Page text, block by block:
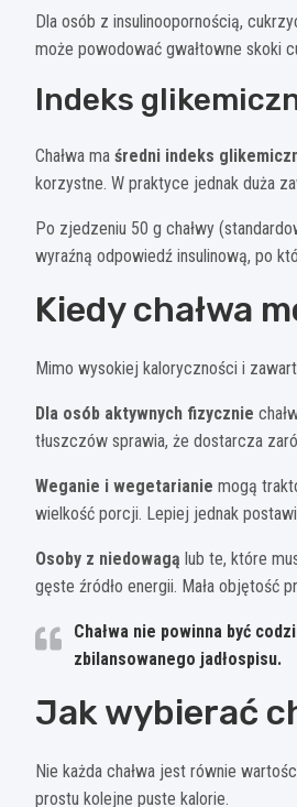
Dla osób z insulinoopornością,
może powodować gwałtowne skoki
Indeks
Chałwa ma średni indeks
korzystne. W praktyce jednak duża
Po zjedzeniu 50 g chałwy
wyraźną odpowiedź insulinową, po
Kiedy chałwa
Mimo wysokiej kaloryczności i
Dla osób aktywnych fizycznie
tłuszczów sprawia, że dostarcza
Weganie i wegetarianie mogą
wielkość porcji. Lepiej jednak
Osoby z niedowagą lub te, które
gęste źródło energii. Mała objętość
Chałwa nie powinna być
zbilansowanego jadłospisu.
Jak wybierać
Nie każda chałwa jest równie
prostu kolejne puste kalorie.